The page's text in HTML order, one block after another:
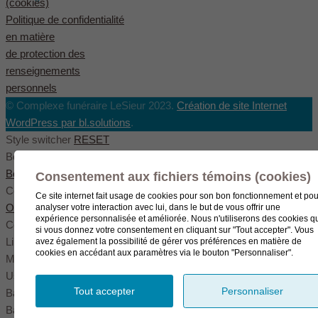
(cookies)
Politique de confidentialité
en matière
de protection des
renseignements
personnels
© Complexe funéraire LeSieur 2023. Création de site Internet
WordPress par bl.solutions.
Style switcher RESET
Body styles
Boxed
Wide Fullwide
Color scheme
Original Blue Green
Color settings
Link color
Menu color
User color
Background pattern
Background image
Consentement aux fichiers témoins (cookies)
Ce site internet fait usage de cookies pour son bon fonctionnement et
analyser votre interaction avec lui, dans le but de vous offrir une
expérience personnalisée et améliorée. Nous n'utiliserons des cookies
si vous donnez votre consentement en cliquant sur "Tout accepter". Vous
avez également la possibilité de gérer vos préférences en matière de
cookies en accédant aux paramètres via le bouton "Personnaliser".
Tout accepter Personnaliser